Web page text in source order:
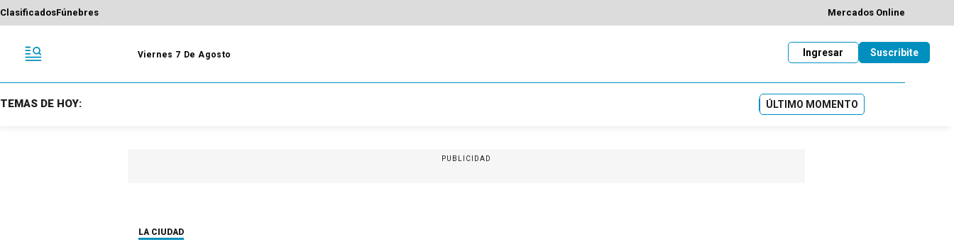
ClasificadosFúnebres Mercados Online
Viernes 7 De Agosto Suscribite
Ingresar
TEMAS DE HOY: ÚLTIMO MOMENTO
PUBLICIDAD
LA CIUDAD